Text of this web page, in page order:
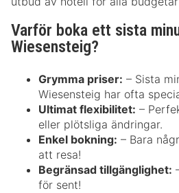
Varför boka ett sista
Wiesensteig?
Grymma priser: – Sista
Wiesensteig har ofta
Ultimat flexibilitet: –
eller plötsliga ändringar.
Enkel bokning: – Bara
att resa!
Begränsad tillgänglighet:
för sent!